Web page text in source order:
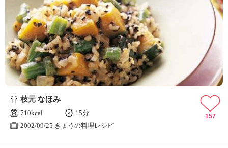
枝元 なほみ
710kcal
15分
2002/09/25 きょうの料理レシピ
157